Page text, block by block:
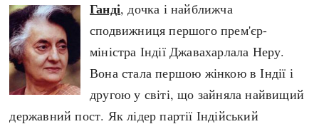
Ганді, дочка і найближча
сподвижниця першого прем'єр-
міністра Індії Джавахарлала Неру.
Вона стала першою жінкою в Індії і
другою у світі, що зайняла найвищий
державний пост. Як лідер партії Індійський